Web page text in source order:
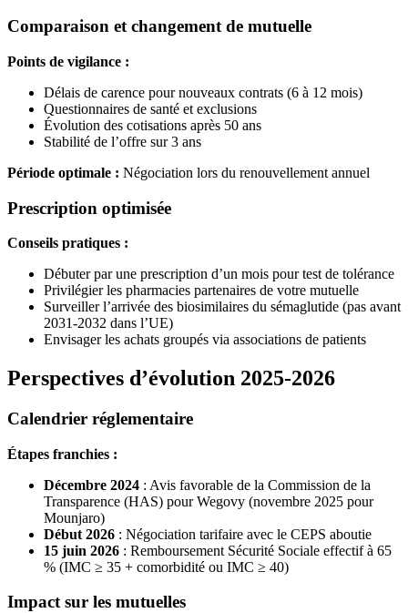
Comparaison et changement de mutuelle
Points de vigilance :
Délais de carence pour nouveaux contrats (6 à 12 mois)
Questionnaires de santé et exclusions
Évolution des cotisations après 50 ans
Stabilité de l’offre sur 3 ans
Période optimale : Négociation lors du renouvellement annuel
Prescription optimisée
Conseils pratiques :
Débuter par une prescription d’un mois pour test de tolérance
Privilégier les pharmacies partenaires de votre mutuelle
Surveiller l’arrivée des biosimilaires du sémaglutide (pas avant
2031-2032 dans l’UE)
Envisager les achats groupés via associations de patients
Perspectives d’évolution 2025-2026
Calendrier réglementaire
Étapes franchies :
Décembre 2024 : Avis favorable de la Commission de la
Transparence (HAS) pour Wegovy (novembre 2025 pour
Mounjaro)
Début 2026 : Négociation tarifaire avec le CEPS aboutie
15 juin 2026 : Remboursement Sécurité Sociale effectif à 65
% (IMC ≥ 35 + comorbidité ou IMC ≥ 40)
Impact sur les mutuelles